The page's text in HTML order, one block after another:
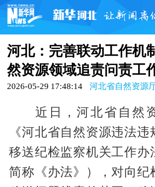
河北：完善联动工作机
然资源领域追责问责工
2026-05-29 17:48:14 河北省自然资源
近日，河北省自然
《河北省自然资源违法
移送纪检监察机关工作办
简称《办法》），对向纪